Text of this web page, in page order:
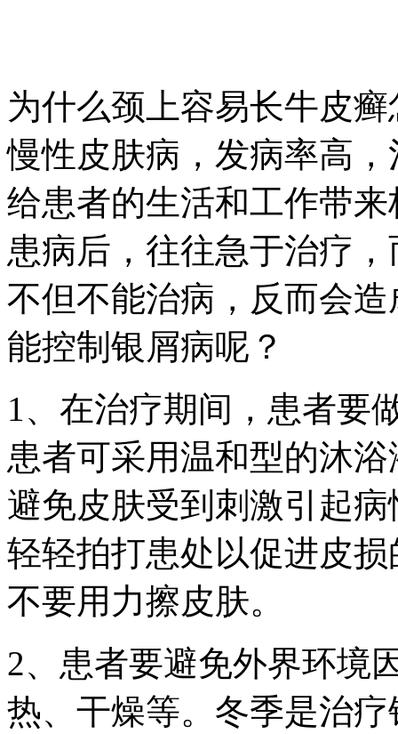
为什么颈上容易长牛皮
慢性皮肤病，发病率高
给患者的生活和工作带
患病后，往往急于治疗
不但不能治病，反而会
能控制银屑病呢？
1、在治疗期间，患者要
患者可采用温和型的沐
避免皮肤受到刺激引起
轻轻拍打患处以促进皮
不要用力擦皮肤。
2、患者要避免外界环境
热、干燥等。冬季是治